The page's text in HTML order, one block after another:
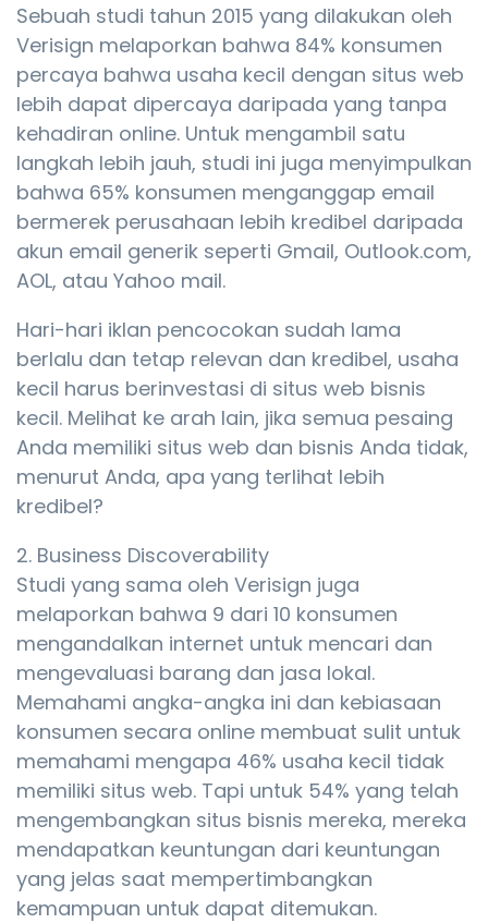
Sebuah studi tahun 2015 yang dilakukan oleh
Verisign melaporkan bahwa 84% konsumen
percaya bahwa usaha kecil dengan situs web
lebih dapat dipercaya daripada yang tanpa
kehadiran online. Untuk mengambil satu
langkah lebih jauh, studi ini juga menyimpulkan
bahwa 65% konsumen menganggap email
bermerek perusahaan lebih kredibel daripada
akun email generik seperti Gmail, Outlook.com,
AOL, atau Yahoo mail.
Hari-hari iklan pencocokan sudah lama
berlalu dan tetap relevan dan kredibel, usaha
kecil harus berinvestasi di situs web bisnis
kecil. Melihat ke arah lain, jika semua pesaing
Anda memiliki situs web dan bisnis Anda tidak,
menurut Anda, apa yang terlihat lebih
kredibel?
2. Business Discoverability
Studi yang sama oleh Verisign juga
melaporkan bahwa 9 dari 10 konsumen
mengandalkan internet untuk mencari dan
mengevaluasi barang dan jasa lokal.
Memahami angka-angka ini dan kebiasaan
konsumen secara online membuat sulit untuk
memahami mengapa 46% usaha kecil tidak
memiliki situs web. Tapi untuk 54% yang telah
mengembangkan situs bisnis mereka, mereka
mendapatkan keuntungan dari keuntungan
yang jelas saat mempertimbangkan
kemampuan untuk dapat ditemukan.